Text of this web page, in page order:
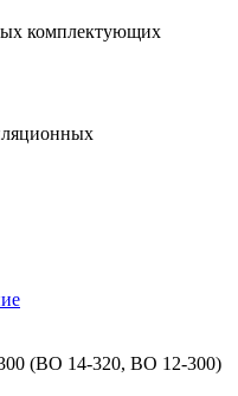
(ВО 14-320, ВО 12-300)